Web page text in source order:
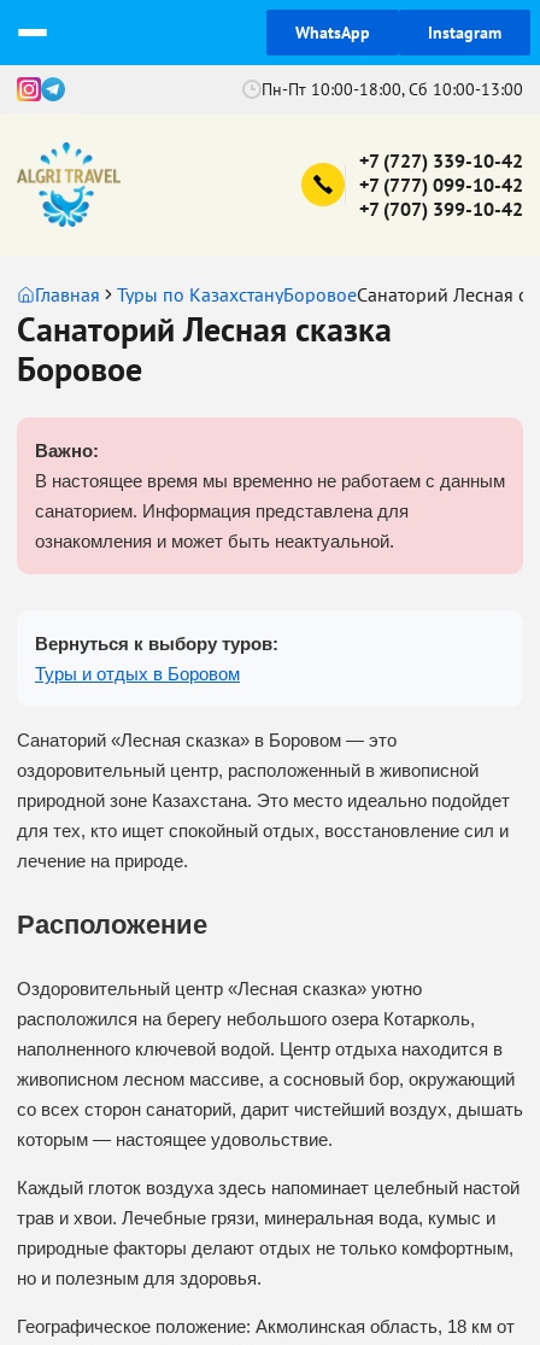
WhatsApp Instagram
Пн-Пт 10:00-18:00, Сб 10:00-13:00
+7 (727) 339-10-42
+7 (777) 099-10-42
+7 (707) 399-10-42
Главная Туры по КазахстануБоровоеСанаторий Лесная
Санаторий Лесная сказка
Боровое
Важно:
В настоящее время мы временно не работаем с данным
санаторием. Информация представлена для
ознакомления и может быть неактуальной.
Вернуться к выбору туров:
Туры и отдых в Боровом
Санаторий «Лесная сказка» в Боровом — это
оздоровительный центр, расположенный в живописной
природной зоне Казахстана. Это место идеально подойдет
для тех, кто ищет спокойный отдых, восстановление сил и
лечение на природе.
Расположение
Оздоровительный центр «Лесная сказка» уютно
расположился на берегу небольшого озера Котарколь,
наполненного ключевой водой. Центр отдыха находится в
живописном лесном массиве, а сосновый бор, окружающий
со всех сторон санаторий, дарит чистейший воздух, дышать
которым — настоящее удовольствие.
Каждый глоток воздуха здесь напоминает целебный настой
трав и хвои. Лечебные грязи, минеральная вода, кумыс и
природные факторы делают отдых не только комфортным,
но и полезным для здоровья.
Географическое положение: Акмолинская область, 18 км от